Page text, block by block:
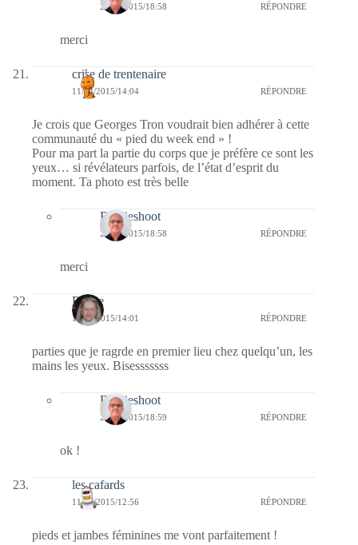
23/04/2015/18:58 RÉPONDRE
merci
crise de trentenaire
11/04/2015/14:04 RÉPONDRE
Je crois que Georges Tron voudrait bien adhérer à cette
communauté du « pied du week end » !
Pour ma part la partie du corps que je préfère ce sont les
yeux… si révélateurs parfois, de l’état d’esprit du
moment. Ta photo est très belle
Bernieshoot
23/04/2015/18:58 RÉPONDRE
merci
Renee
11/04/2015/14:01 RÉPONDRE
parties que je ragrde en premier lieu chez quelqu’un, les
mains les yeux. Bisesssssss
Bernieshoot
23/04/2015/18:59 RÉPONDRE
ok !
les cafards
11/04/2015/12:56 RÉPONDRE
pieds et jambes féminines me vont parfaitement !